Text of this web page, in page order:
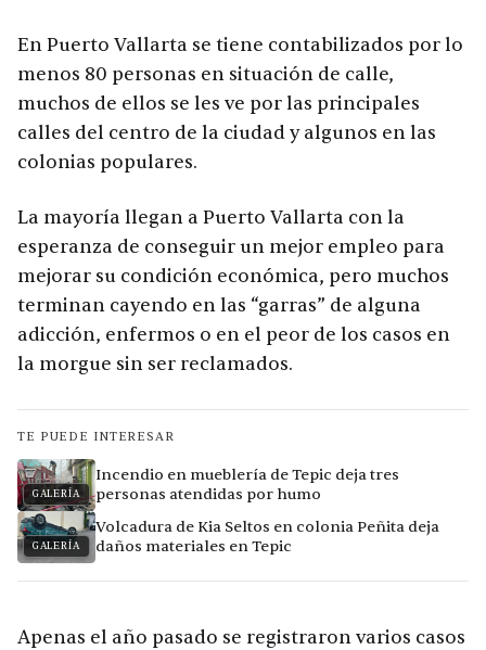
En Puerto Vallarta se tiene contabilizados por lo
menos 80 personas en situación de calle,
muchos de ellos se les ve por las principales
calles del centro de la ciudad y algunos en las
colonias populares.
La mayoría llegan a Puerto Vallarta con la
esperanza de conseguir un mejor empleo para
mejorar su condición económica, pero muchos
terminan cayendo en las “garras” de alguna
adicción, enfermos o en el peor de los casos en
la morgue sin ser reclamados.
TE PUEDE INTERESAR
GALERÍA
Incendio en mueblería de Tepic deja tres
personas atendidas por humo
GALERÍA
Volcadura de Kia Seltos en colonia Peñita deja
daños materiales en Tepic
Apenas el año pasado se registraron varios casos